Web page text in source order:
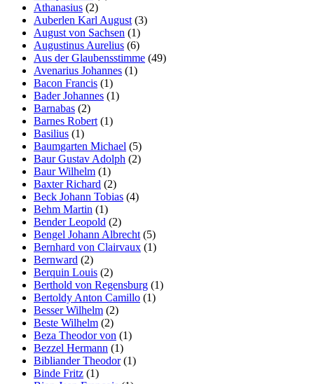
Athanasius (2)
Auberlen Karl August (3)
August von Sachsen (1)
Augustinus Aurelius (6)
Aus der Glaubensstimme (49)
Avenarius Johannes (1)
Bacon Francis (1)
Bader Johannes (1)
Barnabas (2)
Barnes Robert (1)
Basilius (1)
Baumgarten Michael (5)
Baur Gustav Adolph (2)
Baur Wilhelm (1)
Baxter Richard (2)
Beck Johann Tobias (4)
Behm Martin (1)
Bender Leopold (2)
Bengel Johann Albrecht (5)
Bernhard von Clairvaux (1)
Bernward (2)
Berquin Louis (2)
Berthold von Regensburg (1)
Bertoldy Anton Camillo (1)
Besser Wilhelm (2)
Beste Wilhelm (2)
Beza Theodor von (1)
Bezzel Hermann (1)
Bibliander Theodor(1)
Binde Fritz (1)